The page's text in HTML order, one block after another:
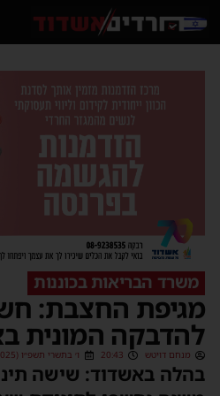
משרד הבריאות בכוננות
מגיפת החצבת:
להדבקה המונית
מנחם דויטש 20:43 ו׳ בתשרי תשפ״ו (28/09/2025)
בהלה באשדוד: שישה